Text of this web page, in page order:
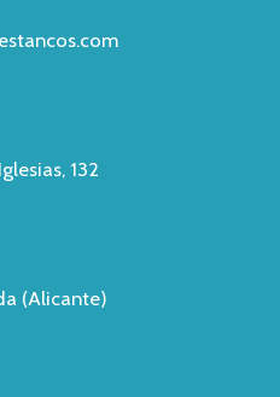
132
(Alicante)